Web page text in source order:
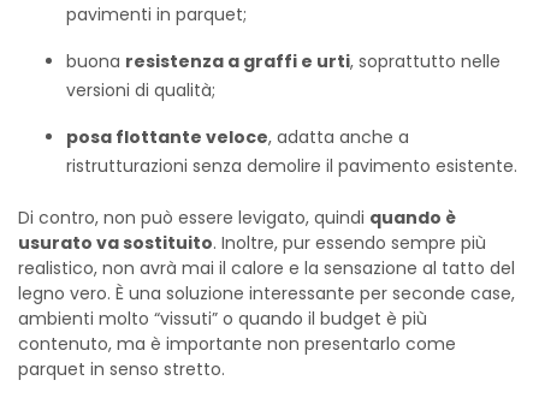
pavimenti in parquet;
buona resistenza a graffi e urti, soprattutto nelle
versioni di qualità;
posa flottante veloce, adatta anche a
ristrutturazioni senza demolire il pavimento esistente.
Di contro, non può essere levigato, quindi quando è
usurato va sostituito. Inoltre, pur essendo sempre più
realistico, non avrà mai il calore e la sensazione al tatto del
legno vero. È una soluzione interessante per seconde case,
ambienti molto “vissuti” o quando il budget è più
contenuto, ma è importante non presentarlo come
parquet in senso stretto.